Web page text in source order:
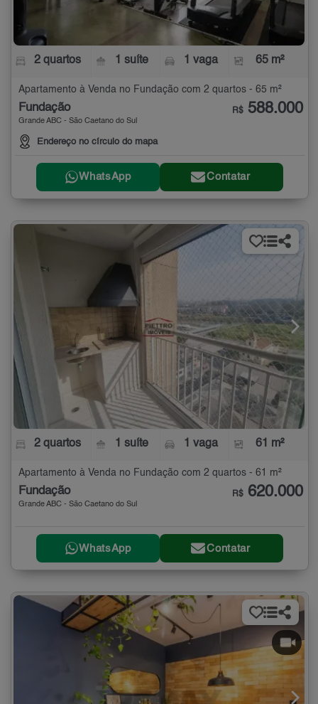
2 quartos 1 suíte 1 vaga 65 m²
Apartamento à Venda no Fundação com 2 quartos - 65 m²
Fundação
Grande ABC - São Caetano do Sul
Endereço no círculo do mapa
R$ 588.000
WhatsApp Contatar
2 quartos 1 suíte 1 vaga 61 m²
Apartamento à Venda no Fundação com 2 quartos - 61 m²
Fundação
Grande ABC - São Caetano do Sul
R$ 620.000
WhatsApp Contatar